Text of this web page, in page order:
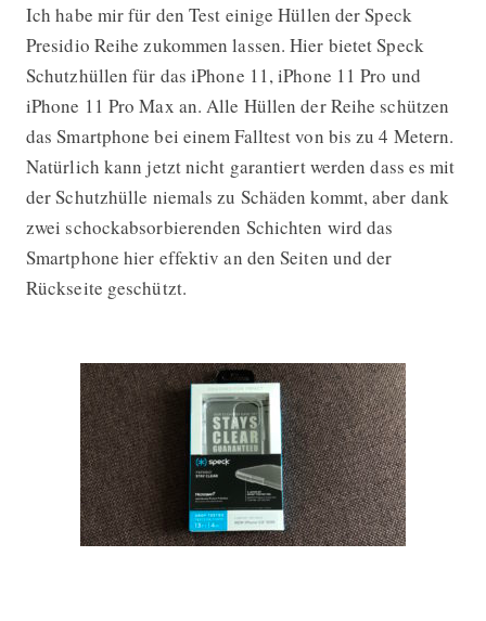
Ich habe mir für den Test einige Hüllen der Speck
Presidio Reihe zukommen lassen. Hier bietet Speck
Schutzhüllen für das iPhone 11, iPhone 11 Pro und
iPhone 11 Pro Max an. Alle Hüllen der Reihe schützen
das Smartphone bei einem Falltest von bis zu 4 Metern.
Natürlich kann jetzt nicht garantiert werden dass es mit
der Schutzhülle niemals zu Schäden kommt, aber dank
zwei schockabsorbierenden Schichten wird das
Smartphone hier effektiv an den Seiten und der
Rückseite geschützt.